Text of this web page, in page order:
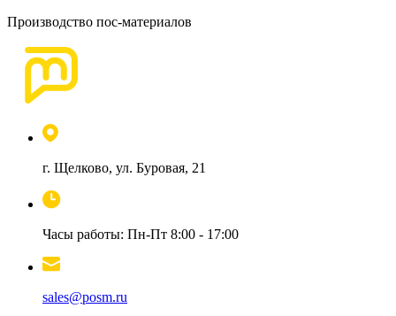
Производство пос-материалов
г. Щелково, ул. Буровая, 21
Часы работы: Пн-Пт 8:00 - 17:00
sales@posm.ru